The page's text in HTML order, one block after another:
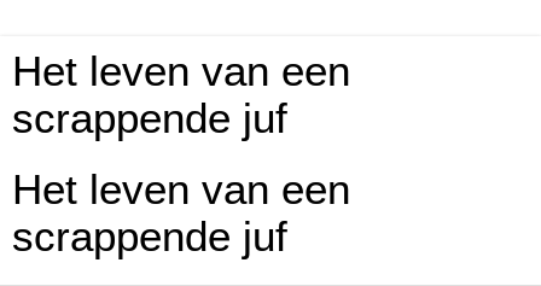
Het leven van een
scrappende juf
Het leven van een
scrappende juf